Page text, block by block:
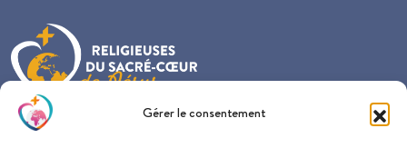
Gérer le consentement